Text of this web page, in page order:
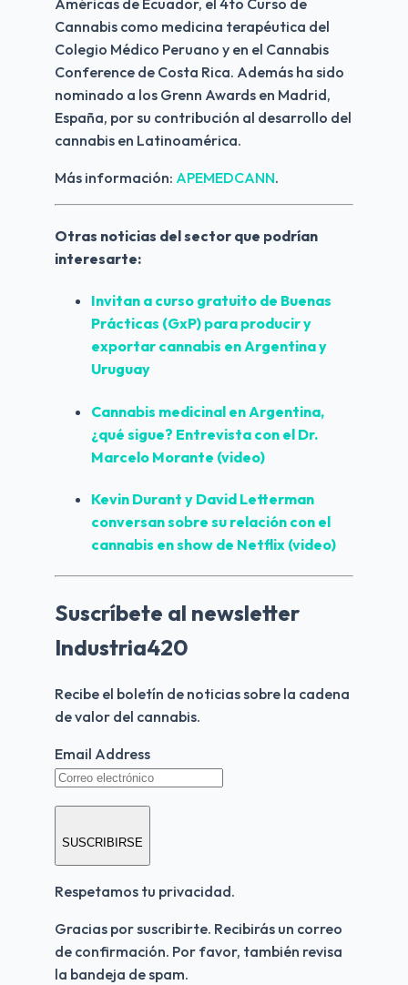
Cannabis como medicina terapéutica del
Colegio Médico Peruano y en el Cannabis
Conference de Costa Rica. Además ha sido
nominado a los Grenn Awards en Madrid,
España, por su contribución al desarrollo del
cannabis en Latinoamérica.
Más información: APEMEDCANN.
Otras noticias del sector que podrían
interesarte:
Invitan a curso gratuito de Buenas
Prácticas (GxP) para producir y
exportar cannabis en Argentina y
Uruguay
Cannabis medicinal en Argentina,
¿qué sigue? Entrevista con el Dr.
Marcelo Morante (video)
Kevin Durant y David Letterman
conversan sobre su relación con el
cannabis en show de Netflix (video)
Suscríbete al newsletter
Industria420
Recibe el boletín de noticias sobre la cadena
de valor del cannabis.
Email Address
SUSCRIBIRSE
Respetamos tu privacidad.
Gracias por suscribirte. Recibirás un correo
de confirmación. Por favor, también revisa
la bandeja de spam.